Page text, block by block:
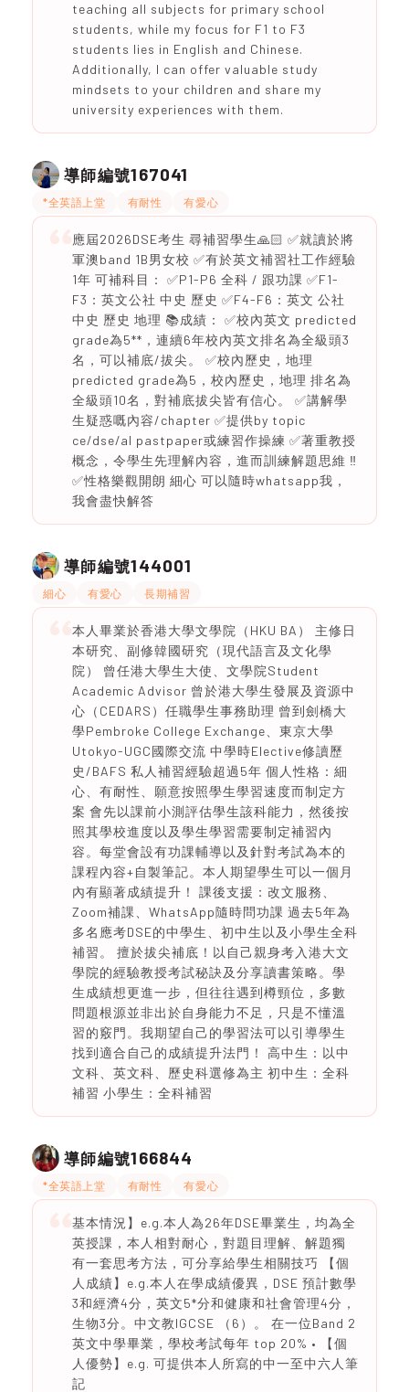
teaching all subjects for primary school
students, while my focus for F1 to F3
students lies in English and Chinese.
Additionally, I can offer valuable study
mindsets to your children and share my
university experiences with them.
導師編號167041
*全英語上堂 有耐性 有愛心
應屆2026DSE考生 尋補習學生🙏🏻 ✅就讀於將
軍澳band 1B男女校 ✅有於英文補習社工作經驗
1年 可補科目： ✅P1-P6 全科 / 跟功課 ✅F1-
F3：英文公社 中史 歷史 ✅F4-F6：英文 公社
中史 歷史 地理 📚成績： ✅校內英文 predicted
grade為5**，連續6年校內英文排名為全級頭3
名，可以補底/拔尖。 ✅校內歷史，地理
predicted grade為5，校內歷史，地理 排名為
全級頭10名，對補底拔尖皆有信心。 ✅講解學
生疑惑嘅內容/chapter ✅提供by topic
ce/dse/al pastpaper或練習作操練 ✅著重教授
概念，令學生先理解內容，進而訓練解題思維 ‼️
✅性格樂觀開朗 細心 可以隨時whatsapp我，
我會盡快解答
導師編號144001
細心 有愛心 長期補習
本人畢業於香港大學文學院（HKU BA） 主修日
本研究、副修韓國研究（現代語言及文化學
院） 曾任港大學生大使、文學院Student
Academic Advisor 曾於港大學生發展及資源中
心（CEDARS）任職學生事務助理 曾到劍橋大
學Pembroke College Exchange、東京大學
Utokyo-UGC國際交流 中學時Elective修讀歷
史/BAFS 私人補習經驗超過5年 個人性格：細
心、有耐性、願意按照學生學習速度而制定方
案 會先以課前小測評估學生該科能力，然後按
照其學校進度以及學生學習需要制定補習內
容。每堂會設有功課輔導以及針對考試為本的
課程內容+自製筆記。本人期望學生可以一個月
內有顯著成績提升！ 課後支援：改文服務、
Zoom補課、WhatsApp隨時問功課 過去5年為
多名應考DSE的中學生、初中生以及小學生全科
補習。 擅於拔尖補底！以自己親身考入港大文
學院的經驗教授考試秘訣及分享讀書策略。學
生成績想更進一步，但往往遇到樽頸位，多數
問題根源並非出於自身能力不足，只是不懂溫
習的竅門。我期望自己的學習法可以引導學生
找到適合自己的成績提升法門！ 高中生：以中
文科、英文科、歷史科選修為主 初中生：全科
補習 小學生：全科補習
導師編號166844
*全英語上堂 有耐性 有愛心
基本情況】e.g.本人為26年DSE畢業生，均為全
英授課，本人相對耐心，對題目理解、解題獨
有一套思考方法，可分享給學生相關技巧 【個
人成績】e.g.本人在學成績優異，DSE 預計數學
3和經濟4分，英文5*分和健康和社會管理4分，
生物3分。中文教IGCSE （6）。 在一位Band 2
英文中學畢業，學校考試每年 top 20% • 【個
人優勢】e.g. 可提供本人所寫的中一至中六人筆
記